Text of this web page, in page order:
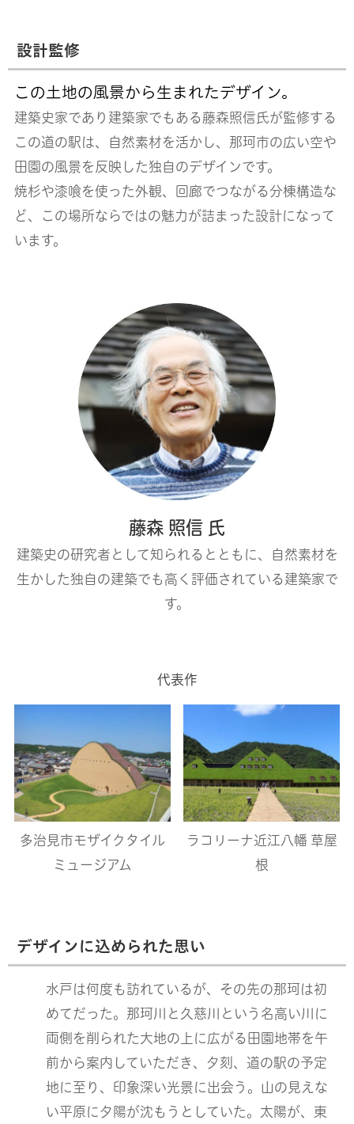
設計監修
この土地の風景から生まれたデザイン。
建築史家であり建築家でもある藤森照信氏が監修する
この道の駅は、自然素材を活かし、那珂市の広い空や
田園の風景を反映した独自のデザインです。
焼杉や漆喰を使った外観、回廊でつながる分棟構造な
ど、この場所ならではの魅力が詰まった設計になって
います。
藤森 照信 氏
建築史の研究者として知られるとともに、自然素材を
生かした独自の建築でも高く評価されている建築家で
す。
代表作
多治見市モザイクタイル
ミュージアム
ラコリーナ近江八幡 草屋
根
デザインに込められた思い
水戸は何度も訪れているが、その先の那珂は初
めてだった。那珂川と久慈川という名高い川に
両側を削られた大地の上に広がる田園地帯を午
前から案内していただき、夕刻、道の駅の予定
地に至り、印象深い光景に出会う。山の見えな
い平原に夕陽が沈もうとしていた。太陽が、東